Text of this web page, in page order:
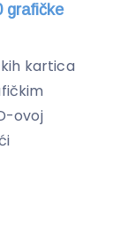
grafičke
kartica
ovoj